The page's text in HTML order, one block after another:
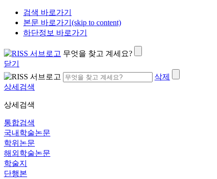
검색 바로가기
본문 바로가기(skip to content)
하단정보 바로가기
무엇을 찾고 계세요?
닫기
삭제
상세검색
상세검색
통합검색
국내학술논문
학위논문
해외학술논문
학술지
단행본